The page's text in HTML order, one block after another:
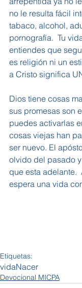
no le resulta fácil
tabaco, alcohol,
pornografía.  Tu
entiendes que
es religión ni un
a Cristo significa
Dios tiene cosas
sus promesas son
puedes activarlas
cosas viejas han
ser nuevo. El
olvido del pasado
que esta adelante.
espera una vida
Etiquetas:
vidaNacer
Devocional MICPA